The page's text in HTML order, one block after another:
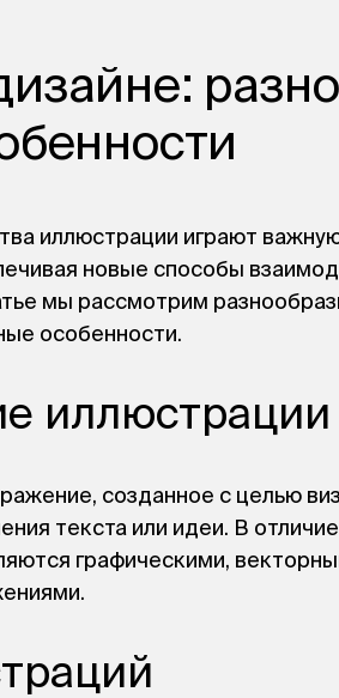
иллюстрации играют
новые способы
мы рассмотрим
особенности.
иллюстрации
созданное с целью
текста или идеи. В
графическими,